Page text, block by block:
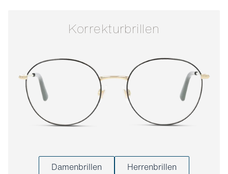
Korrekturbrillen
Damenbrillen Herrenbrillen